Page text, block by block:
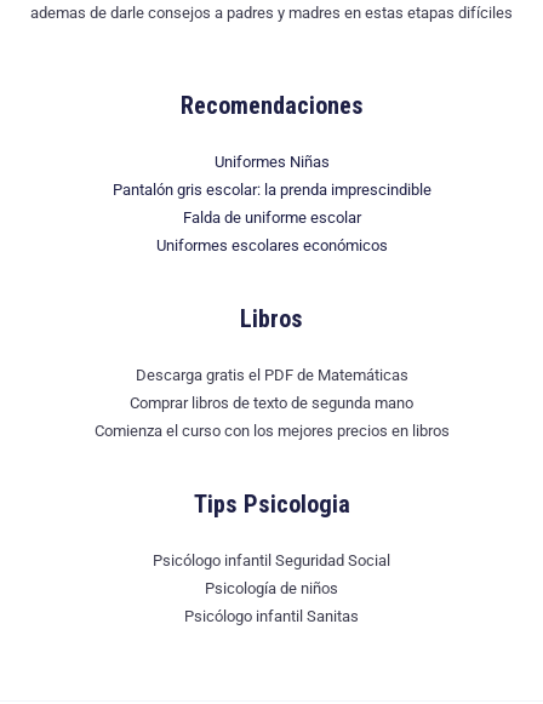
ademas de darle consejos a padres y madres en estas etapas difíciles
Recomendaciones
Uniformes Niñas
Pantalón gris escolar: la prenda imprescindible
Falda de uniforme escolar
Uniformes escolares económicos
Libros
Descarga gratis el PDF de Matemáticas
Comprar libros de texto de segunda mano
Comienza el curso con los mejores precios en libros
Tips Psicologia
Psicólogo infantil Seguridad Social
Psicología de niños
Psicólogo infantil Sanitas